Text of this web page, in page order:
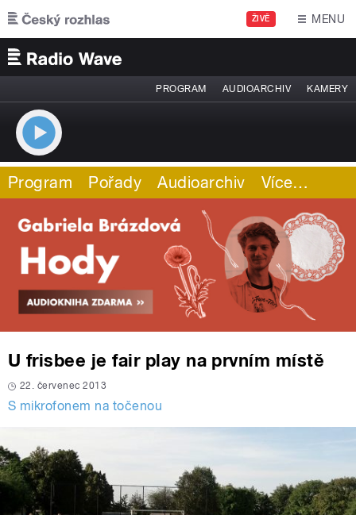
Přejít k hlavnímu obsahu
ŽIVĚ MENU
PROGRAM AUDIOARCHIV KAMERY
Program Pořady Audioarchiv Více…
U frisbee je fair play na prvním místě
22. červenec 2013
S mikrofonem na točenou